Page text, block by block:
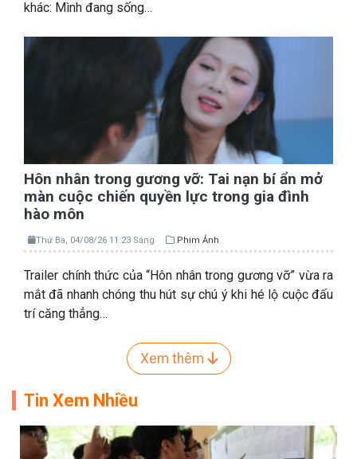
khác: Mình đang sống…
Hôn nhân trong gương vỡ: Tai nạn bí ẩn mở
màn cuộc chiến quyền lực trong gia đình
hào môn
Thứ Ba, 04/08/26 11:23 Sáng Phim Ảnh
Trailer chính thức của “Hôn nhân trong gương vỡ” vừa ra
mắt đã nhanh chóng thu hút sự chú ý khi hé lộ cuộc đấu
trí căng thẳng…
Xem thêm
Tin Xem Nhiều